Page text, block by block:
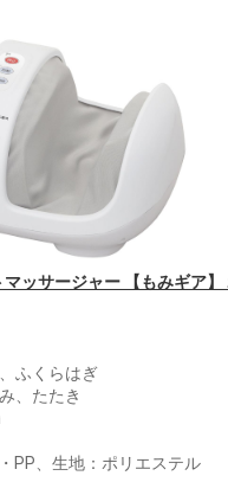
ッサージャー 【もみギア】
ふくらはぎ
、たたき
PP、生地：ポリエステル